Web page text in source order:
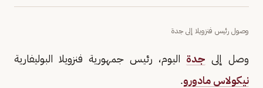
وصول رئيس فنزويلا إلى جدة
وصل إلى جدة اليوم، رئيس جمهورية فنزويلا البوليفارية
نيكولاس مادورو.